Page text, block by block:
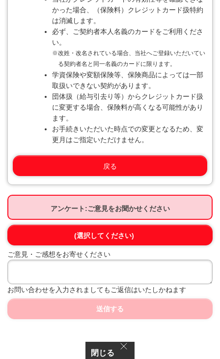
かった場合、（保険料）クレジットカード扱特約
は消滅します。
必ず、ご契約者本人名義のカードをご利用くださ
い。
※改姓・改名されている場合、当社へご登録いただいてい
る契約者名と同一名義のカードに限ります。
学資保険や変額保険等、保険商品によっては一部
取扱いできない契約があります。
団体扱（給与引去り等）からクレジットカード扱
に変更する場合、保険料が高くなる可能性があり
ます。
お手続きいただいた時点での変更となるため、変
更月はご指定いただけません。
戻る
アンケート:ご意見をお聞かせください
(選択してください)
ご意見・ご感想をお寄せください
お問い合わせを入力されましてもご返信はいたしかねます
送信する
閉じる